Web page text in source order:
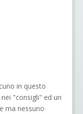
in questo
"consigli" ed un
ma nessuno